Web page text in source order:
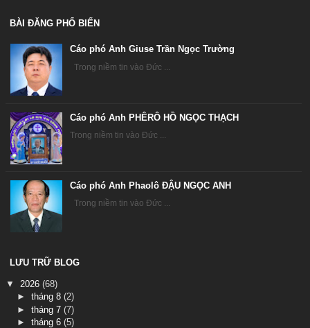
BÀI ĐĂNG PHỔ BIẾN
Cáo phó Anh Giuse Trần Ngọc Trường
Trong niềm tin vào Đức ...
Cáo phó Anh PHÊRÔ HỒ NGỌC THẠCH
Trong niềm tin vào Đức ...
Cáo phó Anh Phaolô ĐẬU NGỌC ANH
Trong niềm tin vào Đức ...
LƯU TRỮ BLOG
▼ 2026 (68)
► tháng 8 (2)
► tháng 7 (7)
► tháng 6 (5)